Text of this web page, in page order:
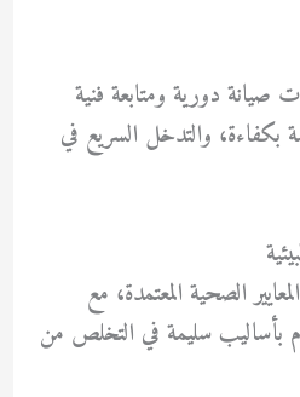
دورية ومتابعة فنية
بكفاءة، والتدخل السريع في
الصحية المعتمدة، مع
بأساليب سليمة في التخلص من